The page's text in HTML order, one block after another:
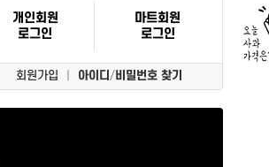
트(내당점) 배송기사모집 (수동(스틱) 가능자만)
로컬푸드매장] 추석 명절근무 인원 채용공고
개인회원
로그인
마트회원
로그인
회원가입 아이디 /비밀번호 찾기